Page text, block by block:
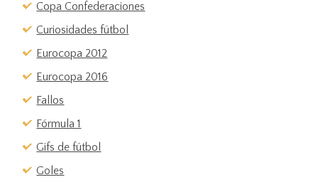
Copa Confederaciones
Curiosidades fútbol
Eurocopa 2012
Eurocopa 2016
Fallos
Fórmula 1
Gifs de fútbol
Goles